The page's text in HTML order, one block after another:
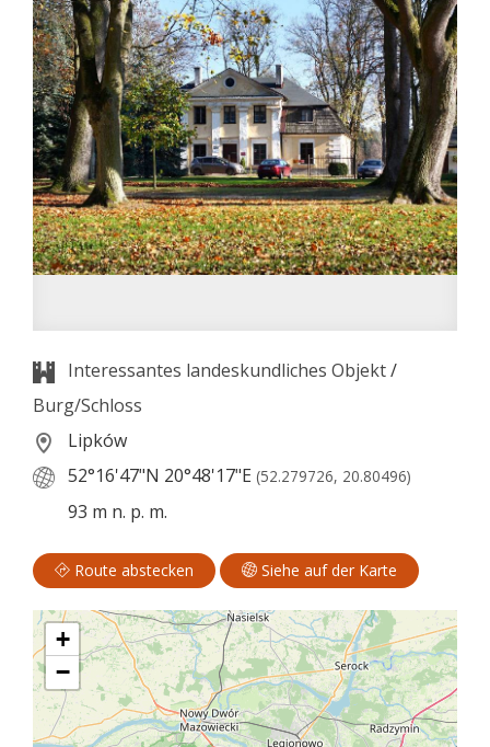
Interessantes landeskundliches Objekt/
Burg/Schloss
Lipków
52°16'47"N 20°48'17"E (52.279726, 20.80496)
93 m n. p. m.
Route abstecken Siehe auf der Karte
+
−